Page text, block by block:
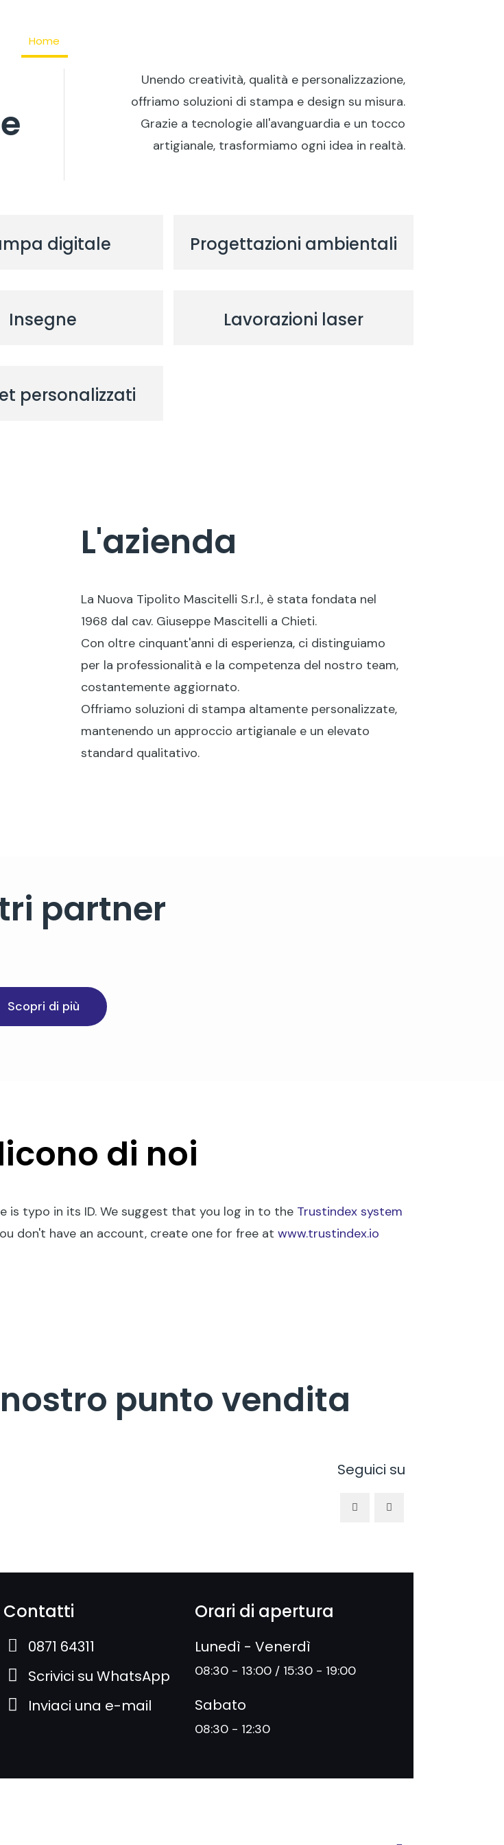
Home
Unendo creatività, qualità e personalizzazione,
offriamo soluzioni di stampa e design su misura.
Grazie a tecnologie all'avanguardia e un tocco
artigianale, trasformiamo ogni idea in realtà.
digitale Progettazioni ambientali
Insegne Lavorazioni laser
personalizzati
L'azienda
La Nuova Tipolito Mascitelli S.r.l., è stata fondata nel
1968 dal cav. Giuseppe Mascitelli a Chieti.
Con oltre cinquant'anni di esperienza, ci distinguiamo
per la professionalità e la competenza del nostro team,
costantemente aggiornato.
Offriamo soluzioni di stampa altamente personalizzate,
mantenendo un approccio artigianale e un elevato
standard qualitativo.
partner
Scopri di più
di noi
typo in its ID. We suggest that you log in to the Trustindex system
don't have an account, create one for free at www.trustindex.io
punto vendita
Seguici su
Contatti
0871 64311
Scrivici su WhatsApp
Inviaci una e-mail
Orari di apertura
Lunedì - Venerdì
08:30 - 13:00 / 15:30 - 19:00
Sabato
08:30 - 12:30